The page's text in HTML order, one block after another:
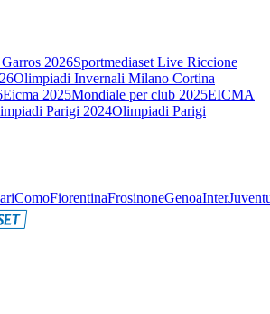
2026Sportmediaset Live Riccione
Olimpiadi Invernali Milano Cortina
Eicma 2025Mondiale per club 2025EICMA
Parigi 2024Olimpiadi Parigi
ComoFiorentinaFrosinoneGenoaInter